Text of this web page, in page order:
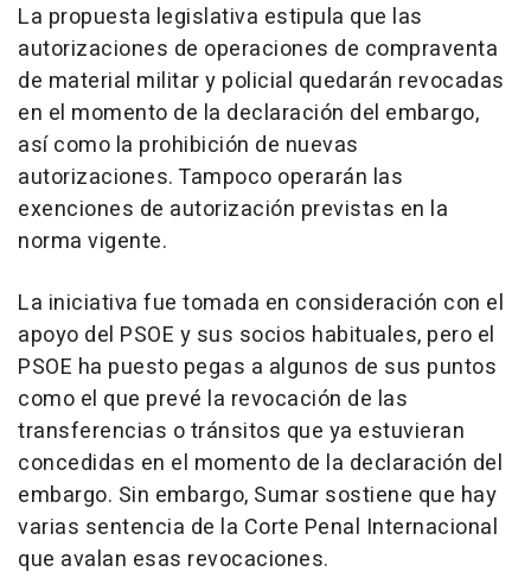
La propuesta legislativa estipula que las
autorizaciones de operaciones de compraventa
de material militar y policial quedarán revocadas
en el momento de la declaración del embargo,
así como la prohibición de nuevas
autorizaciones. Tampoco operarán las
exenciones de autorización previstas en la
norma vigente.
La iniciativa fue tomada en consideración con el
apoyo del PSOE y sus socios habituales, pero el
PSOE ha puesto pegas a algunos de sus puntos
como el que prevé la revocación de las
transferencias o tránsitos que ya estuvieran
concedidas en el momento de la declaración del
embargo. Sin embargo, Sumar sostiene que hay
varias sentencia de la Corte Penal Internacional
que avalan esas revocaciones.